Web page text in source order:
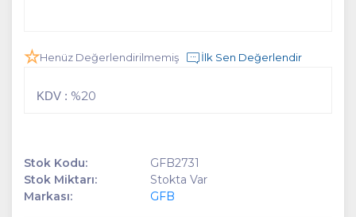
Henüz Değerlendirilmemiş İlk Sen Değerlendir
KDV : %20
Stok Kodu:
GFB2731
Stok Miktarı:
Stokta Var
Markası:
GFB